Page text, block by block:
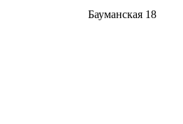
Бауманская 18